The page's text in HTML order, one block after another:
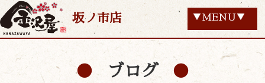
坂ノ市店 ▼MENU▼
ブログ